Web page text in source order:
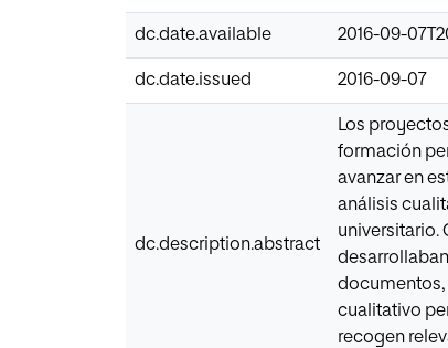
dc.date.available 2016-09-
dc.date.issued 2016-09-07
dc.description.abstract
Los
formación
avanzar en
análisis
universitario.
documentos,
cualitativo
recogen